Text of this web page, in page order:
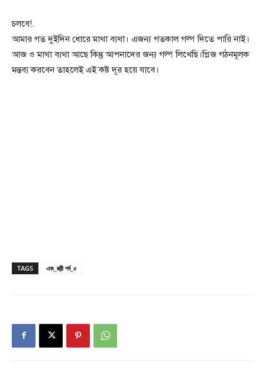
চলবে!.
আমার গত দুইদিন ধোরে মাথা ব্যথা। এজন্য গতকাল গল্প দিতে পারি নাই।
আজ ও মাথা ব্যথা আছে কিন্তু আপনাদের জন্য গল্প লিখেছি।প্লিজ গঠনমূলক
মন্তব্য করবেন তাহলেই এই কষ্ট দূর হয়ে যাবে।
TAGS এবং_স্ত্রী পর্ব_৫